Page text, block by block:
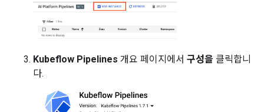
Kubeflow Pipelines 개요 페이지에서 구성을 클릭합니
다.